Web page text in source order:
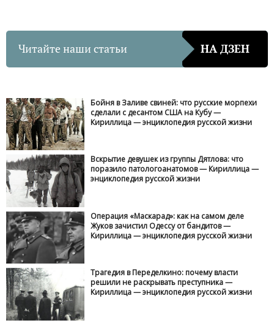
Читайте наши статьи НА ДЗЕН
Бойня в Заливе свиней: что русские морпехи
сделали с десантом США на Кубу —
Кириллица — энциклопедия русской жизни
Вскрытие девушек из группы Дятлова: что
поразило патологоанатомов — Кириллица —
энциклопедия русской жизни
Операция «Маскарад»: как на самом деле
Жуков зачистил Одессу от бандитов —
Кириллица — энциклопедия русской жизни
Трагедия в Переделкино: почему власти
решили не раскрывать преступника —
Кириллица — энциклопедия русской жизни